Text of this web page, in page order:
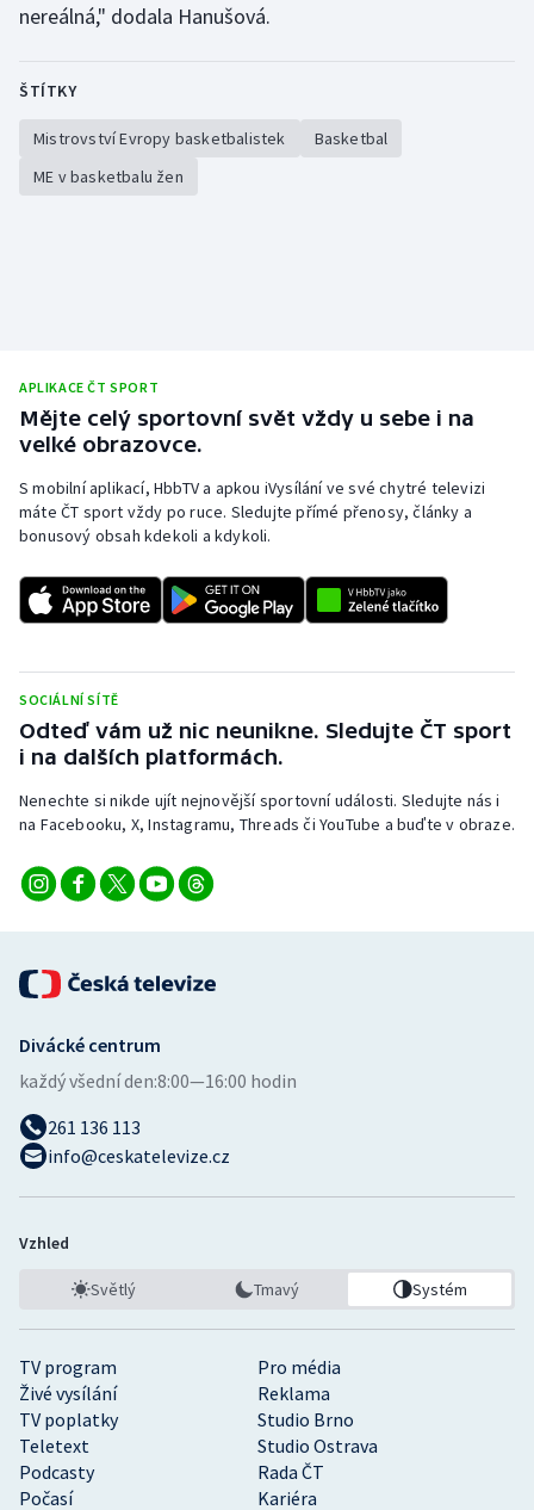
nereálná," dodala Hanušová.
ŠTÍTKY
Mistrovství Evropy basketbalistek
Basketbal
ME v basketbalu žen
APLIKACE ČT SPORT
Mějte celý sportovní svět vždy u sebe i na
velké obrazovce.
S mobilní aplikací, HbbTV a apkou iVysílání ve své chytré televizi
máte ČT sport vždy po ruce. Sledujte přímé přenosy, články a
bonusový obsah kdekoli a kdykoli.
SOCIÁLNÍ SÍTĚ
Odteď vám už nic neunikne. Sledujte ČT sport
i na dalších platformách.
Nenechte si nikde ujít nejnovější sportovní události. Sledujte nás i
na Facebooku, X, Instagramu, Threads či YouTube a buďte v obraze.
TV program
Pro média
Živé vysílání
Reklama
TV poplatky
Studio Brno
Teletext
Studio Ostrava
Podcasty
Rada ČT
Počasí
Kariéra
Divácké centrum
každý všední den:8:00—16:00 hodin
261 136 113
info@ceskatelevize.cz
Vzhled
Světlý Tmavý Systém